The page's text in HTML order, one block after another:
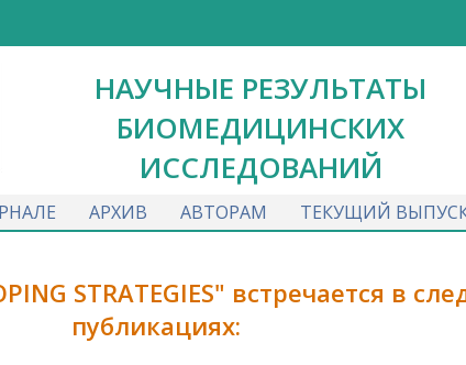
НАУЧНЫЕ РЕЗУЛЬТАТЫ
БИОМЕДИЦИНСКИХ
ИССЛЕДОВАНИЙ
АРХИВ АВТОРАМ ТЕКУЩИЙ
STRATEGIES" встречается в
публикациях: